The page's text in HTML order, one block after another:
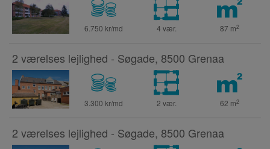
6.750 kr/md 4 vær. 87 m2
2 værelses lejlighed - Søgade, 8500 Grenaa
3.300 kr/md 2 vær. 62 m2
2 værelses lejlighed - Søgade, 8500 Grenaa